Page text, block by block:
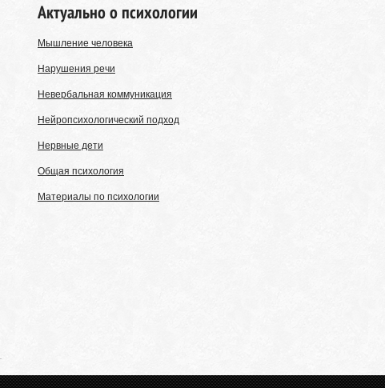
Актуально о психологии
Мышление человека
Нарушения речи
Невербальная коммуникация
Нейропсихологический подход
Нервные дети
Общая психология
Материалы по психологии